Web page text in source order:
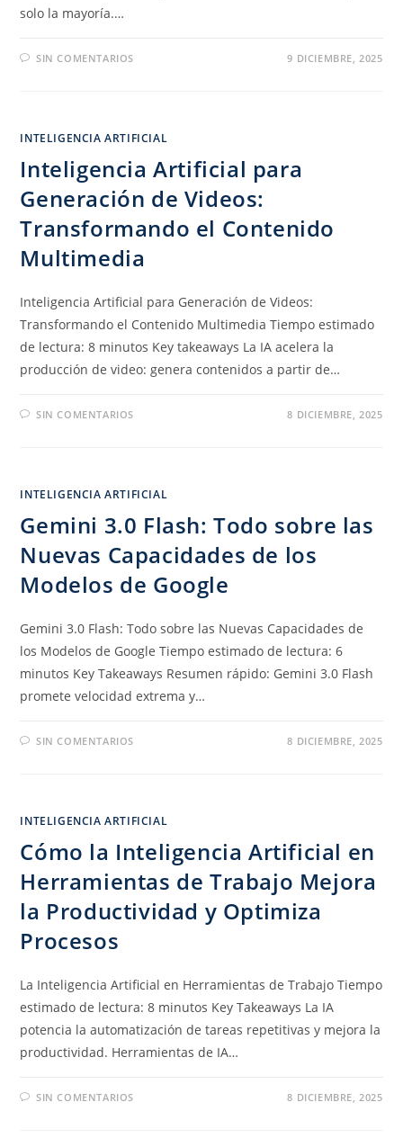
solo la mayoría.…
SIN COMENTARIOS 9 DICIEMBRE, 2025
INTELIGENCIA ARTIFICIAL
Inteligencia Artificial para
Generación de Videos:
Transformando el Contenido
Multimedia
Inteligencia Artificial para Generación de Videos:
Transformando el Contenido Multimedia Tiempo estimado
de lectura: 8 minutos Key takeaways La IA acelera la
producción de video: genera contenidos a partir de…
SIN COMENTARIOS 8 DICIEMBRE, 2025
INTELIGENCIA ARTIFICIAL
Gemini 3.0 Flash: Todo sobre las
Nuevas Capacidades de los
Modelos de Google
Gemini 3.0 Flash: Todo sobre las Nuevas Capacidades de
los Modelos de Google Tiempo estimado de lectura: 6
minutos Key Takeaways Resumen rápido: Gemini 3.0 Flash
promete velocidad extrema y…
SIN COMENTARIOS 8 DICIEMBRE, 2025
INTELIGENCIA ARTIFICIAL
Cómo la Inteligencia Artificial en
Herramientas de Trabajo Mejora
la Productividad y Optimiza
Procesos
La Inteligencia Artificial en Herramientas de Trabajo Tiempo
estimado de lectura: 8 minutos Key Takeaways La IA
potencia la automatización de tareas repetitivas y mejora la
productividad. Herramientas de IA…
SIN COMENTARIOS 8 DICIEMBRE, 2025